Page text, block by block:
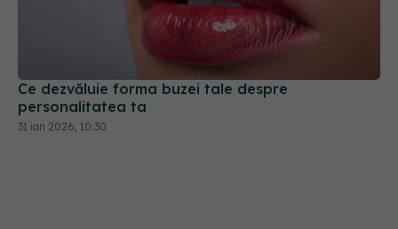
Ce dezvăluie forma buzei tale despre
31 ian 2026, 10:30